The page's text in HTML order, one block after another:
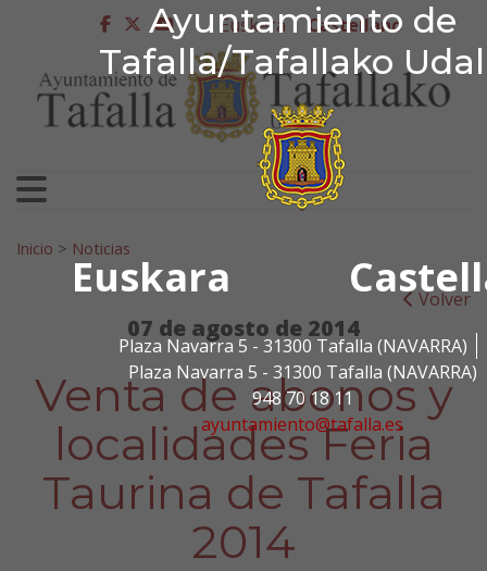
Ayuntamiento de
Tafalla/Tafallako
Euskara
Plaza Navarra 5 - 31300 Tafalla (NAVARRA)
Plaza Navarra 5 - 31300 Tafalla (NAVARRA)
948 70 18 11
ayuntamiento@tafalla.es
Ir al contenido
Ayuntamiento de
facebook
twitter
youtube
Euskera Castellano
Search for:
Inicio > Noticias
Volver
07 de agosto de 2014
Venta de abonos y
localidades Feria
Taurina de Tafalla
2014